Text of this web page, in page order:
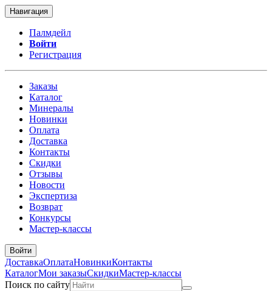
Навигация
Палмдейл
Войти
Регистрация
Заказы
Каталог
Минералы
Новинки
Оплата
Доставка
Контакты
Скидки
Отзывы
Новости
Экспертиза
Возврат
Конкурсы
Мастер-классы
Войти
ДоставкаОплатаНовинкиКонтакты
КаталогМои заказыСкидкиМастер-классы
Поиск по сайту